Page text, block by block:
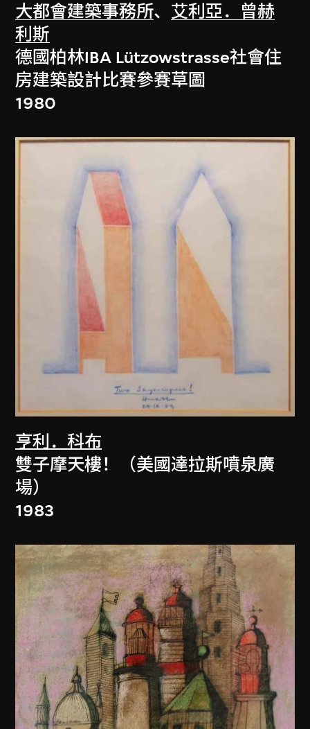
大都會建築事務所、 艾利亞．曾赫
利斯
德國柏林IBA Lützowstrasse社會住
房建築設計比賽參賽草圖
1980
亨利．科布
雙子摩天樓！（美國達拉斯噴泉廣
場）
1983